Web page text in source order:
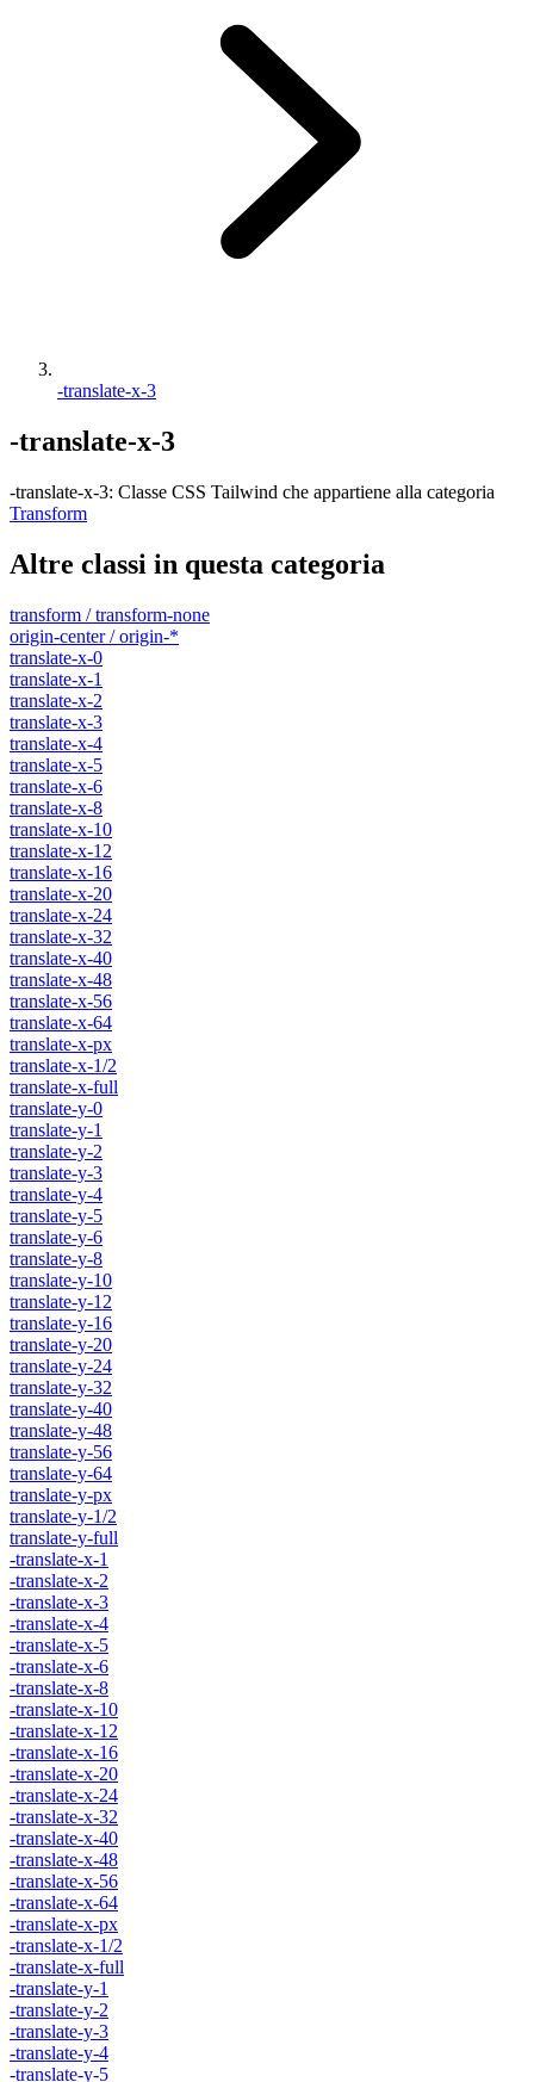
-translate-x-3
-translate-x-3
-translate-x-3: Classe CSS Tailwind che appartiene alla categoria
Transform
Altre classi in questa categoria
transform / transform-none
origin-center / origin-*
translate-x-0
translate-x-1
translate-x-2
translate-x-3
translate-x-4
translate-x-5
translate-x-6
translate-x-8
translate-x-10
translate-x-12
translate-x-16
translate-x-20
translate-x-24
translate-x-32
translate-x-40
translate-x-48
translate-x-56
translate-x-64
translate-x-px
translate-x-1/2
translate-x-full
translate-y-0
translate-y-1
translate-y-2
translate-y-3
translate-y-4
translate-y-5
translate-y-6
translate-y-8
translate-y-10
translate-y-12
translate-y-16
translate-y-20
translate-y-24
translate-y-32
translate-y-40
translate-y-48
translate-y-56
translate-y-64
translate-y-px
translate-y-1/2
translate-y-full
-translate-x-1
-translate-x-2
-translate-x-3
-translate-x-4
-translate-x-5
-translate-x-6
-translate-x-8
-translate-x-10
-translate-x-12
-translate-x-16
-translate-x-20
-translate-x-24
-translate-x-32
-translate-x-40
-translate-x-48
-translate-x-56
-translate-x-64
-translate-x-px
-translate-x-1/2
-translate-x-full
-translate-y-1
-translate-y-2
-translate-y-3
-translate-y-4
-translate-y-5